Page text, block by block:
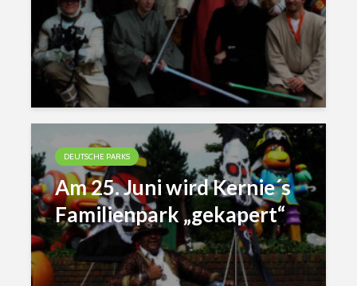
DEUTSCHE PARKS
Am 25. Juni wird Kernie´s
Familienpark „gekapert“